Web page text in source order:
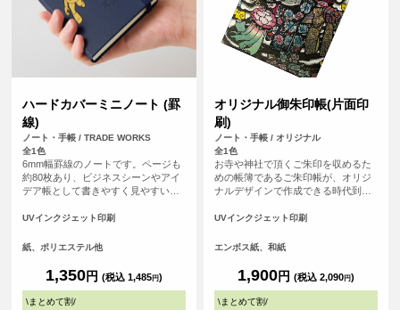
ハードカバーミニノート (罫
線)
ノート・手帳 / TRADE WORKS
全1色
6mm幅罫線のノートです。ページも
約80枚あり、ビジネスシーンやアイ
デア帳として書きやすく見やすい便
UVインクジェット印刷
紙、ポリエステル他
1,350円 (税込 1,485円)
\まとめて割/
オリジナル御朱印帳(片面印
刷)
ノート・手帳 / オリジナル
全1色
お寺や神社で頂くご朱印を収めるた
めの帳簿であるご朱印帳が、オリジ
ナルデザインで作成できる時代到
で作ったデザインをプリントしてMY
好きな友だちへのプレゼントなどに
で、初詣などで他の人と差をつけよ
う！ 表紙の紙は光に当てると微妙に
輝く和風な仕上げになっています。
UVインクジェット印刷
エンボス紙、和紙
1,900円 (税込 2,090円)
\まとめて割/